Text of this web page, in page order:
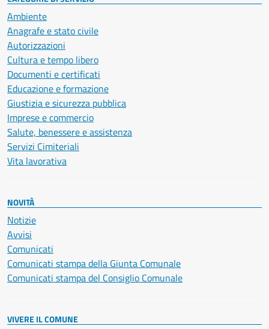
Ambiente
Anagrafe e stato civile
Autorizzazioni
Cultura e tempo libero
Documenti e certificati
Educazione e formazione
Giustizia e sicurezza pubblica
Imprese e commercio
Salute, benessere e assistenza
Servizi Cimiteriali
Vita lavorativa
NOVITÀ
Notizie
Avvisi
Comunicati
Comunicati stampa della Giunta Comunale
Comunicati stampa del Consiglio Comunale
VIVERE IL COMUNE